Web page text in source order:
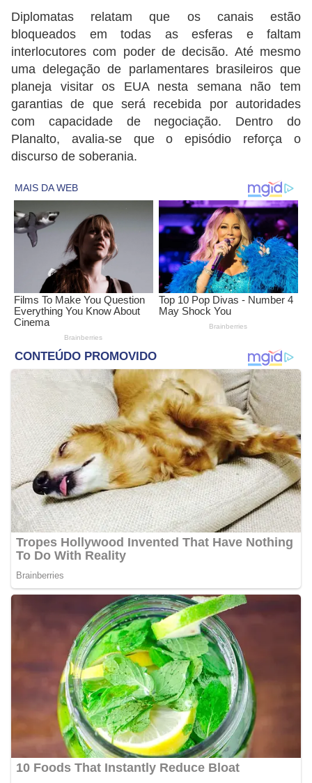
Diplomatas relatam que os canais estão
bloqueados em todas as esferas e faltam
interlocutores com poder de decisão. Até mesmo
uma delegação de parlamentares brasileiros que
planeja visitar os EUA nesta semana não tem
garantias de que será recebida por autoridades
com capacidade de negociação. Dentro do
Planalto, avalia-se que o episódio reforça o
discurso de soberania.